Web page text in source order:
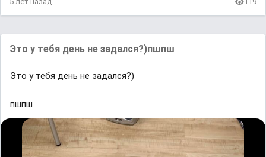
Это у тебя день не задался?)пшпш
Это у тебя день не задался?)
пшпш